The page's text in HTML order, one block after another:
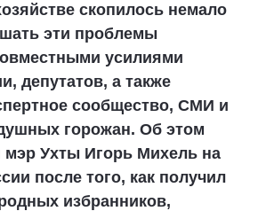
скопилось немало
эти проблемы
усилиями
депутатов, а также
сообщество, СМИ и
горожан. Об этом
Ухты Игорь Михель на
после того, как получил
избранников,